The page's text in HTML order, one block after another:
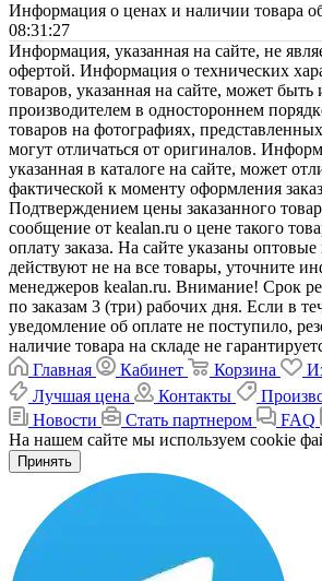
Информация о ценах и наличии товара
08:31:27
Информация, указанная на сайте, не
офертой. Информация о технических
товаров, указанная на сайте, может быть
производителем в одностороннем
товаров на фотографиях,
могут отличаться от оригиналов.
указанная в каталоге на сайте, может
фактической к моменту оформления
Подтверждением цены заказанного
сообщение от kealan.ru о цене такого
оплату заказа. На сайте указаны
действуют не на все товары, уточните
менеджеров kealan.ru. Внимание! Срок
по заказам 3 (три) рабочих дня. Если в
уведомление об оплате не поступило,
наличие товара на складе не
Главная
Кабинет Корзина
Лучшая цена
Контакты
Новости
Стать партнером FAQ
На нашем сайте мы используем cookie
Принять